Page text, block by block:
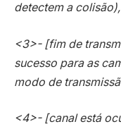
detectem a
<3>- [fim de
sucesso para as
modo de
<4>- [canal está